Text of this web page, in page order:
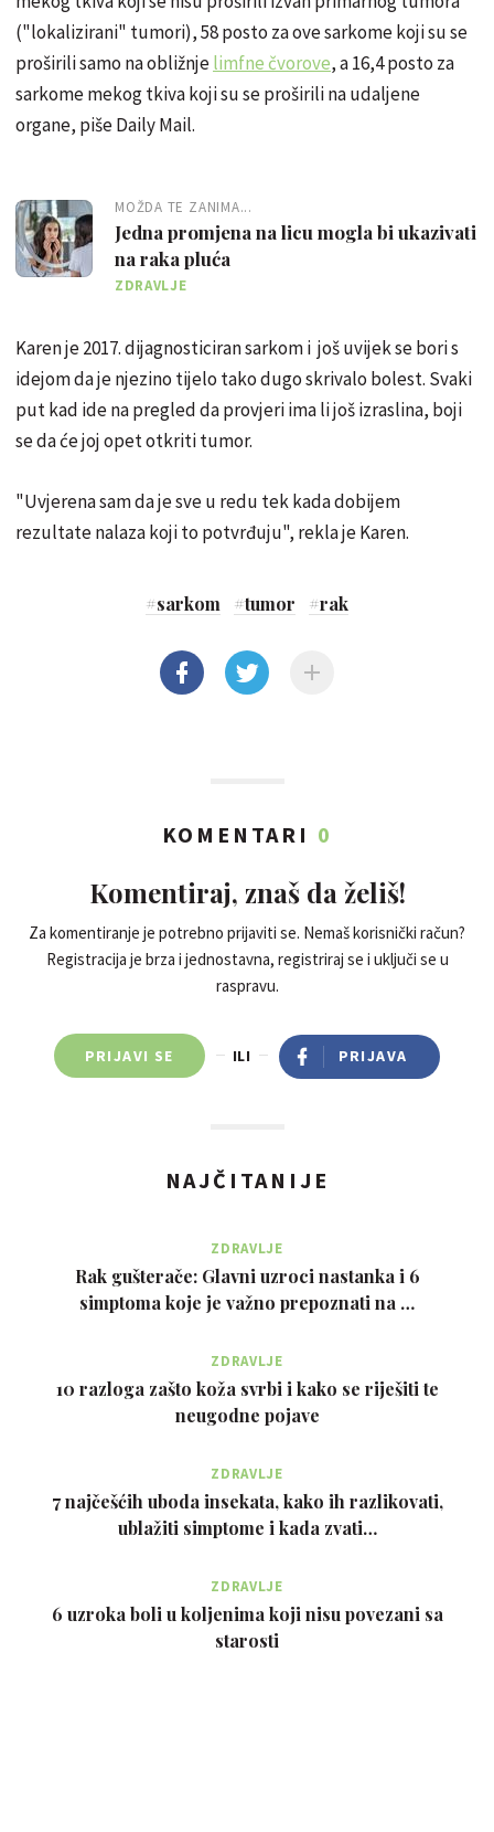
("lokalizirani" tumori), 58 posto za ove sarkome koji su se
proširili samo na obližnjelimfne čvorove, a 16,4 posto za
sarkome mekog tkiva koji su se proširili na udaljene
organe, piše Daily Mail.
MOŽDA TE ZANIMA...
Jedna promjena na licu mogla bi ukazivati
na raka pluća
ZDRAVLJE
Karen je 2017. dijagnosticiran sarkom i još uvijek se bori s
idejom da je njezino tijelo tako dugo skrivalo bolest. Svaki
put kad ide na pregled da provjeri ima li još izraslina, boji
se da će joj opet otkriti tumor.
"Uvjerena sam da je sve u redu tek kada dobijem
rezultate nalaza koji to potvrđuju", rekla je Karen.
#sarkom #tumor #rak
KOMENTARI 0
Komentiraj, znaš da želiš!
Za komentiranje je potrebno prijaviti se. Nemaš korisnički račun?
Registracija je brza i jednostavna, registriraj se i uključi se u
raspravu.
PRIJAVI SE ILI PRIJAVA
NAJČITANIJE
ZDRAVLJE
Rak gušterače: Glavni uzroci nastanka i 6
simptoma koje je važno prepoznati na …
ZDRAVLJE
10 razloga zašto koža svrbi i kako se riješiti te
neugodne pojave
ZDRAVLJE
7 najčešćih uboda insekata, kako ih razlikovati,
ublažiti simptome i kada zvati…
ZDRAVLJE
6 uzroka boli u koljenima koji nisu povezani sa
starosti